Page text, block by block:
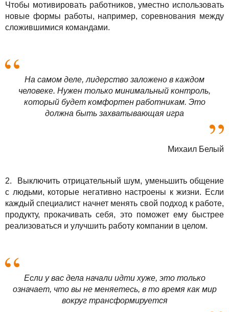
Чтобы мотивировать работников, уместно использовать
новые формы работы, например, соревнования между
сложившимися командами.
На самом деле, лидерство заложено в каждом
человеке. Нужен только минимальный контроль,
который будет комфортен работникам. Это
должна быть захватывающая игра
Михаил Белый
2. Выключить отрицательный шум, уменьшить общение
с людьми, которые негативно настроены к жизни. Если
каждый специалист начнет менять свой подход к работе,
продукту, прокачивать себя, это поможет ему быстрее
реализоваться и улучшить работу компании в целом.
Если у вас дела начали идти хуже, это только
означает, что вы не меняетесь, в то время как мир
вокруг трансформируется